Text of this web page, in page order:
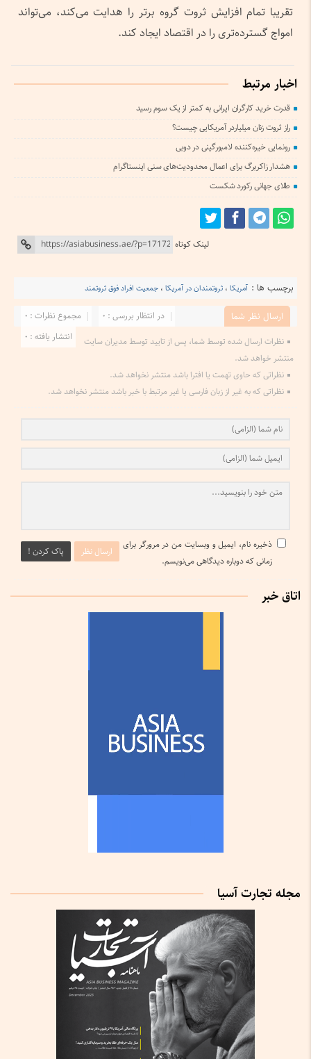
تقریبا تمام افزایش ثروت گروه برتر را هدایت می‌کند، می‌تواند
امواج گسترده‌تری را در اقتصاد ایجاد کند.
اخبار مرتبط
قدرت خرید کارگران ایرانی به کمتر از یک سوم رسید
راز ثروت زنان میلیاردر آمریکایی چیست؟
رونمایی خیره‌کننده لامبورگینی در دوبی
هشدار زاکربرگ برای اعمال محدودیت‌های سنی اینستاگرام
طلای جهانی رکورد شکست
لینک کوتاه
برچسب ها : آمریکا ، ثروتمندان در آمریکا ، جمعیت افراد فوق ثروتمند
ارسال نظر شما مجموع نظرات : 0
در انتظار بررسی : 0
انتشار یافته : 0
نظرات ارسال شده توسط شما، پس از تایید توسط مدیران سایت
منتشر خواهد شد.
نظراتی که حاوی تهمت یا افترا باشد منتشر نخواهد شد.
نظراتی که به غیر از زبان فارسی یا غیر مرتبط با خبر باشد منتشر نخواهد شد.
ارسال نظر پاک کردن !
ذخیره نام، ایمیل و وبسایت من در مرورگر برای
زمانی که دوباره دیدگاهی می‌نویسم.
اتاق خبر
مجله تجارت آسیا